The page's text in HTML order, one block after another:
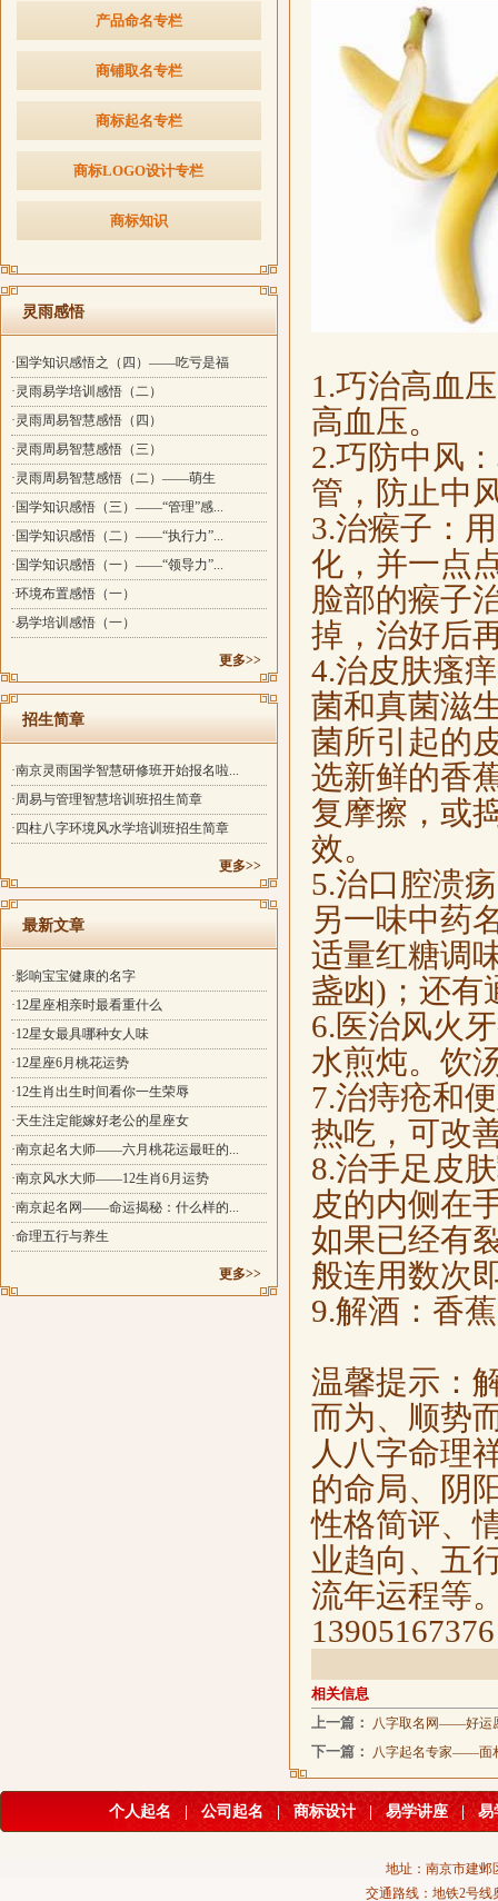
产品命名专栏
商铺取名专栏
商标起名专栏
商标LOGO设计专栏
商标知识
灵雨感悟
·国学知识感悟之（四）——吃亏是福
·灵雨易学培训感悟（二）
·灵雨周易智慧感悟（四）
·灵雨周易智慧感悟（三）
·灵雨周易智慧感悟（二）——萌生
·国学知识感悟（三）——“管理”感...
·国学知识感悟（二）——“执行力”...
·国学知识感悟（一）——“领导力”...
·环境布置感悟（一）
·易学培训感悟（一）
更多>>
招生简章
·南京灵雨国学智慧研修班开始报名啦...
·周易与管理智慧培训班招生简章
·四柱八字环境风水学培训班招生简章
更多>>
最新文章
·影响宝宝健康的名字
·12星座相亲时最看重什么
·12星女最具哪种女人味
·12星座6月桃花运势
·12生肖出生时间看你一生荣辱
·天生注定能嫁好老公的星座女
·南京起名大师——六月桃花运最旺的...
·南京风水大师——12生肖6月运势
·南京起名网——命运揭秘：什么样的...
·命理五行与养生
更多>>
1.巧治高血
高血压。
2.巧防中风
管，防止中
3.治瘊子：
化，并一点
脸部的瘊子
掉，治好后
4.治皮肤瘙
菌和真菌滋
菌所引起的
选新鲜的香
复摩擦，或
效。
5.治口腔溃
另一味中药
适量红糖调
盏凼)；还有
6.医治风火
水煎炖。饮
7.治痔疮和
热吃，可改
8.治手足皮
皮的内侧在
如果已经有
般连用数次
9.解酒：香
温馨提示：
而为、顺势
人八字命理
的命局、阴
性格简评、
业趋向、五
流年运程等
13905167376
相关信息
上一篇：
八字取名网——好运
下一篇： 八字起名专家——面
个人起名 公司起名 | 商标设计 | 易学讲座 | 易
地址：南京市建邺
交通路线：地铁2号线